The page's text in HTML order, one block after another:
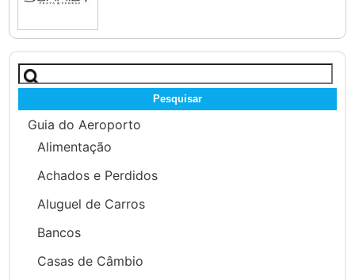
Pesquisar
por:
Guia do Aeroporto
Alimentação
Achados e Perdidos
Aluguel de Carros
Bancos
Casas de Câmbio